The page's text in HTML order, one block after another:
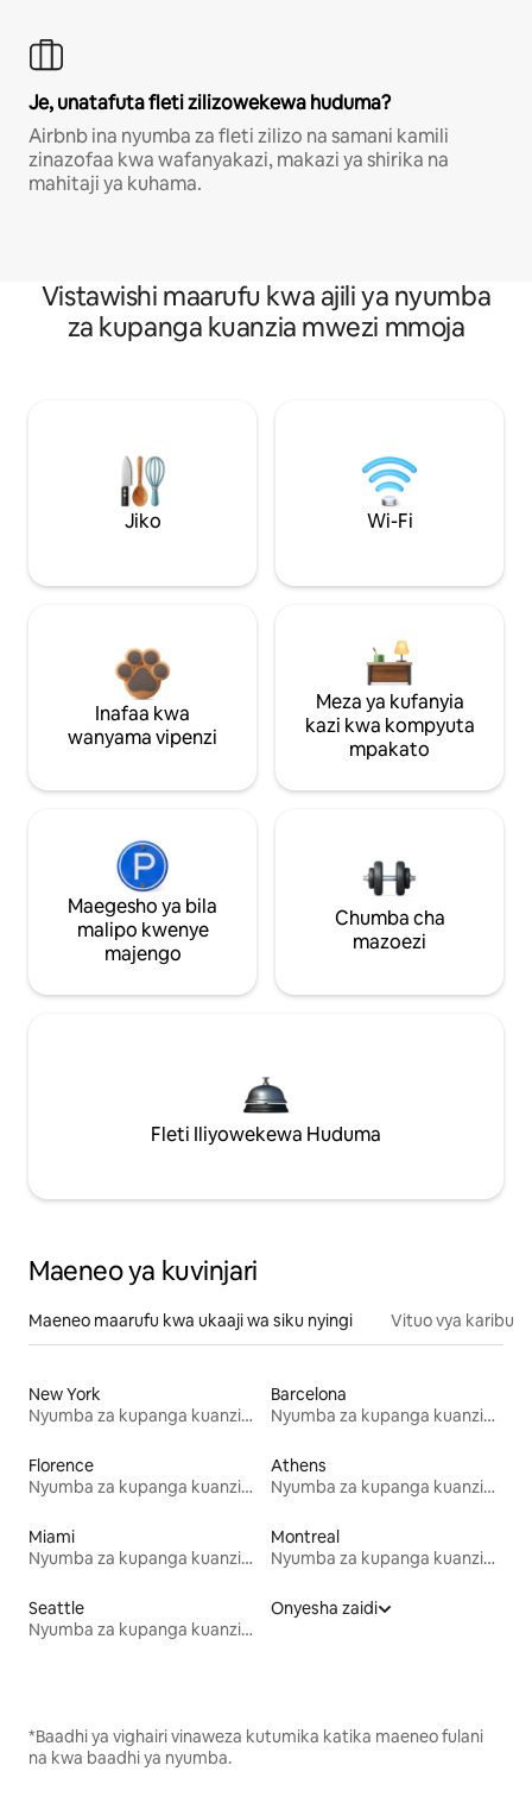
Je, unatafuta fleti zilizowekewa huduma?
Airbnb ina nyumba za fleti zilizo na samani kamili
zinazofaa kwa wafanyakazi, makazi ya shirika na
mahitaji ya kuhama.
Vistawishi maarufu kwa ajili ya nyumba
za kupanga kuanzia mwezi mmoja
Jiko Wi-Fi
Inafaa kwa
wanyama vipenzi
Meza ya kufanyia
kazi kwa kompyuta
mpakato
Maegesho ya bila
malipo kwenye
majengo
Chumba cha
mazoezi
Fleti Iliyowekewa Huduma
Maeneo ya kuvinjari
Maeneo maarufu kwa ukaaji wa siku nyingi Vituo vya karibu
New York
Nyumba za kupanga kuanzia mwezi mmoja
Barcelona
Nyumba za kupanga kuanzia mwezi mmoja
Florence
Nyumba za kupanga kuanzia mwezi mmoja
Athens
Nyumba za kupanga kuanzia mwezi mmoja
Miami
Nyumba za kupanga kuanzia mwezi mmoja
Montreal
Nyumba za kupanga kuanzia mwezi mmoja
Seattle
Nyumba za kupanga kuanzia mwezi mmoja
Onyesha zaidi
*Baadhi ya vighairi vinaweza kutumika katika maeneo fulani
na kwa baadhi ya nyumba.